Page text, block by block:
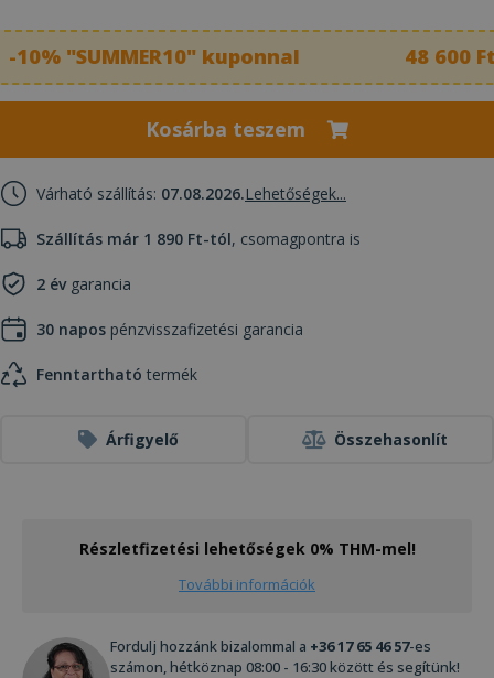
-10% "SUMMER10" kuponnal 48 600
Kosárba teszem
Várható szállítás: 07.08.2026.Lehetőségek...
Szállítás már 1 890 Ft-tól, csomagpontra is
2 évgarancia
30 napos pénzvisszafizetési garancia
Fenntartható termék
Árfigyelő Összehasonlít
Részletfizetési lehetőségek 0% THM-mel!
További információk
Fordulj hozzánk bizalommal a +36 17 65 46 57-es
számon, hétköznap 08:00 - 16:30 között és segítünk!